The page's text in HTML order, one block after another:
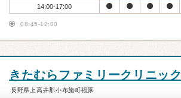
14:00-17:00
08:45-12:00
きたむらファミリークリニック
長野県上高井郡小布施町福原